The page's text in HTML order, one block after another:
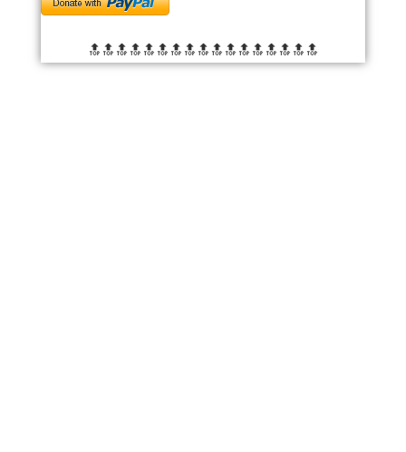
🔝🔝🔝🔝🔝🔝 🔝🔝🔝🔝🔝🔝 🔝🔝🔝🔝🔝